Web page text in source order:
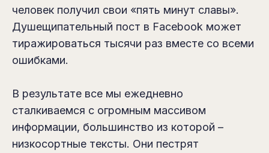
человек получил свои «пять минут славы».
Душещипательный пост в Facebook может
тиражироваться тысячи раз вместе со всеми
ошибками.
В результате все мы ежедневно
сталкиваемся с огромным массивом
информации, большинство из которой –
низкосортные тексты. Они пестрят